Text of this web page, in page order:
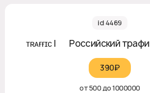
id 4469
ᴛʀᴀғғɪᴄ | 🇷🇺 Российский
390₽‎
от 500 до 1000000